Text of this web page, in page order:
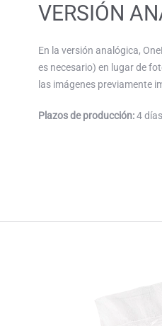
VERSIÓN
En la versión analógica,
es necesario) en lugar de
las imágenes previamente
Plazos de producción:4